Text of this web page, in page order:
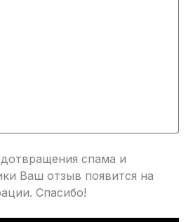
спама и
Ваш отзыв появится на
Спасибо!